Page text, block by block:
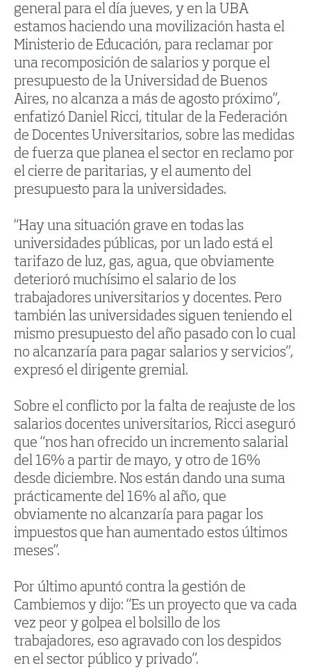
general para el día jueves, y en la UBA
estamos haciendo una movilización hasta el
Ministerio de Educación, para reclamar por
una recomposición de salarios y porque el
presupuesto de la Universidad de Buenos
Aires, no alcanza a más de agosto próximo”,
enfatizó Daniel Ricci, titular de la Federación
de Docentes Universitarios, sobre las medidas
de fuerza que planea el sector en reclamo por
el cierre de paritarias, y el aumento del
presupuesto para la universidades.
“Hay una situación grave en todas las
universidades públicas, por un lado está el
tarifazo de luz, gas, agua, que obviamente
deterioró muchísimo el salario de los
trabajadores universitarios y docentes. Pero
también las universidades siguen teniendo el
mismo presupuesto del año pasado con lo cual
no alcanzaría para pagar salarios y servicios”,
expresó el dirigente gremial.
Sobre el conflicto por la falta de reajuste de los
salarios docentes universitarios, Ricci aseguró
que “nos han ofrecido un incremento salarial
del 16% a partir de mayo, y otro de 16%
desde diciembre. Nos están dando una suma
prácticamente del 16% al año, que
obviamente no alcanzaría para pagar los
impuestos que han aumentado estos últimos
meses”.
Por último apuntó contra la gestión de
Cambiemos y dijo: “Es un proyecto que va cada
vez peor y golpea el bolsillo de los
trabajadores, eso agravado con los despidos
en el sector público y privado”.